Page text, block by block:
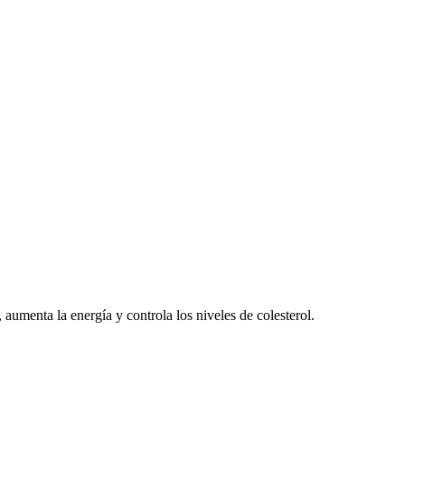
la energía y controla los niveles de colesterol.